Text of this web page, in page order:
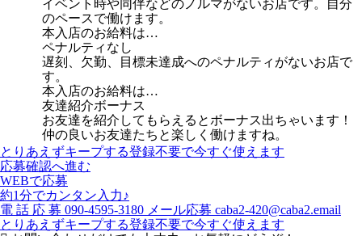
イベント時や同伴などのノルマがないお店です。自分
のペースで働けます。
本入店のお給料は…
ペナルティなし
遅刻、欠勤、目標未達成へのペナルティがないお店で
す。
本入店のお給料は…
友達紹介ボーナス
お友達を紹介してもらえるとボーナス出ちゃいます！
仲の良いお友達たちと楽しく働けますね。
とりあえずキープする登録不要で今すぐ使えます
応募確認へ進む
WEBで応募
約1分でカンタン入力♪
電 話 応 募 090-4595-3180 メール応募 caba2-420@caba2.email
とりあえずキープする登録不要で今すぐ使えます